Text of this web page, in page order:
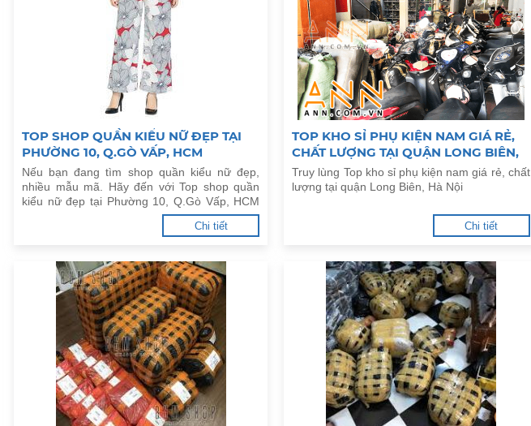
TOP SHOP QUẦN KIỂU NỮ ĐẸP TẠI
PHƯỜNG 10, Q.GÒ VẤP, HCM
Nếu bạn đang tìm shop quần kiểu nữ đẹp,
nhiều mẫu mã. Hãy đến với Top shop quần
kiểu nữ đẹp tại Phường 10, Q.Gò Vấp, HCM
Chi tiết
TOP KHO SỈ PHỤ KIỆN NAM GIÁ RẺ,
CHẤT LƯỢNG TẠI QUẬN LONG BIÊN,
HÀ NỘI
Truy lùng Top kho sỉ phụ kiện nam giá rẻ, chất
lượng tại quận Long Biên, Hà Nội
Chi tiết